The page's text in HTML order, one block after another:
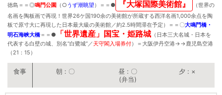
徳島＝＝◎鳴門公園 （ ○ うず潮眺望 ）＝＝ ● 『大塚国際美術館』
（世界の
名画を陶板画で再現！世界26ケ国190余の美術館が所蔵する西洋名画1,000余点を陶
板で原寸大に再現した日本最大級の美術館／約2.5時間滞在予定）＝＝〇大鳴門橋・
明石海峡大橋＝＝ ● 「世界遺産」国宝・姫路城 （日本三大名城・日本を
代表する白壁の城、別名“白鷺城”／ 天守閣入場券付）＝大阪伊丹空港→→鹿児島空港
（21：15）
朝 〇 昼
〇
(弁当)
夕 ×